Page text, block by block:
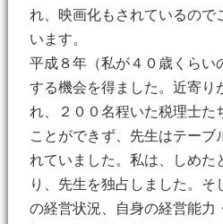
れ、映画化もされているので
います。
平成８年（私が４０歳くらい
する機会を得ました。近寄り
れ、２００名程いた税理士た
ことができず、先生はテーブ
れていました。私は、しめた
り、先生を独占しました。そ
の経営状況、自身の経営能力